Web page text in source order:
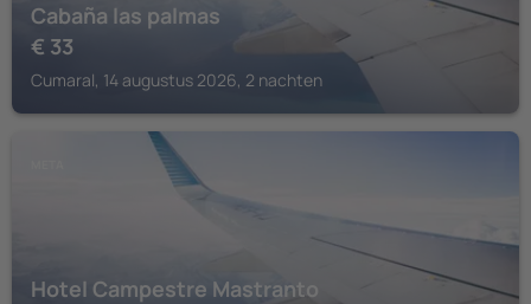
Cabaña las palmas
€ 33
Cumaral, 14 augustus 2026, 2 nachten
Hotel Campestre Mastranto